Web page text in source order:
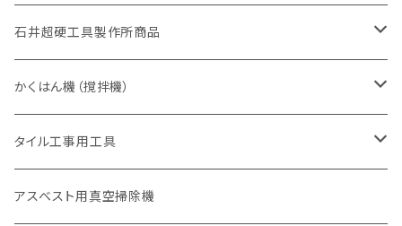
セグメント（特殊凸凹加工チップ
一般道路カッター用
埋設鋳鉄管工事対応タイプ
セグメントタイプ
セグメント（特殊凸凹加工チップ
アスファルト切断用
一般道路カッター用
一般道路カッター用
355mm（14インチ）
305mm（12インチ）
355mm（14インチ）
非金属用
305mm（12インチ）
355mm（14インチ）
石井超硬工具製作所商品
押し切り（タイル切断機）
本体
電動切断機
本体
ブリック＆ブロック用切断機
かくはん機（撹拌機）
本体
低速回転
付属品
タイル工事用工具
手動工具
アスベスト用真空掃除機